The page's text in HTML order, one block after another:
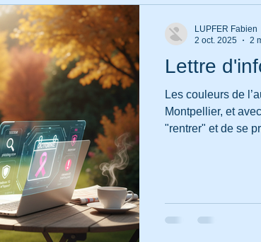
Lettre
Les couleurs de
Montpellier, et
"rentrer" et de se
LUPFER Fabien
2 oct. 2025
2